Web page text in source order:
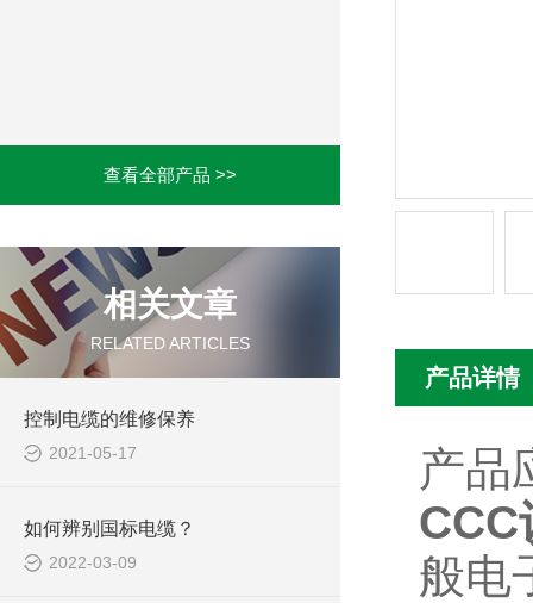
查看全部产品 >>
相关文章
RELATED ARTICLES
控制电缆的维修保养
2021-05-17
如何辨别国标电缆？
2022-03-09
产品详情
产品
CCC
般电